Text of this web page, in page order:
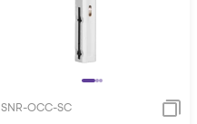
SNR-OCC-SC